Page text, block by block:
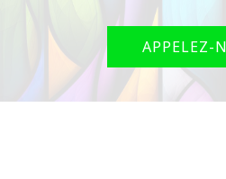
APPELEZ-